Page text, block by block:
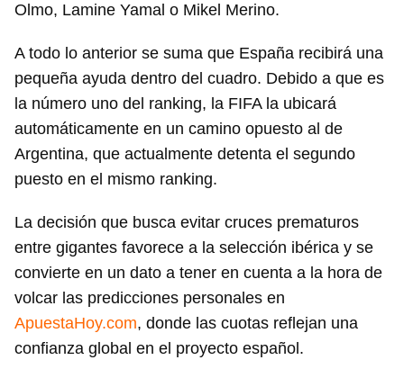
Olmo, Lamine Yamal o Mikel Merino.
A todo lo anterior se suma que España recibirá una
pequeña ayuda dentro del cuadro. Debido a que es
la número uno del ranking, la FIFA la ubicará
automáticamente en un camino opuesto al de
Argentina, que actualmente detenta el segundo
puesto en el mismo ranking.
La decisión que busca evitar cruces prematuros
entre gigantes favorece a la selección ibérica y se
convierte en un dato a tener en cuenta a la hora de
volcar las predicciones personales en
ApuestaHoy.com, donde las cuotas reflejan una
confianza global en el proyecto español.